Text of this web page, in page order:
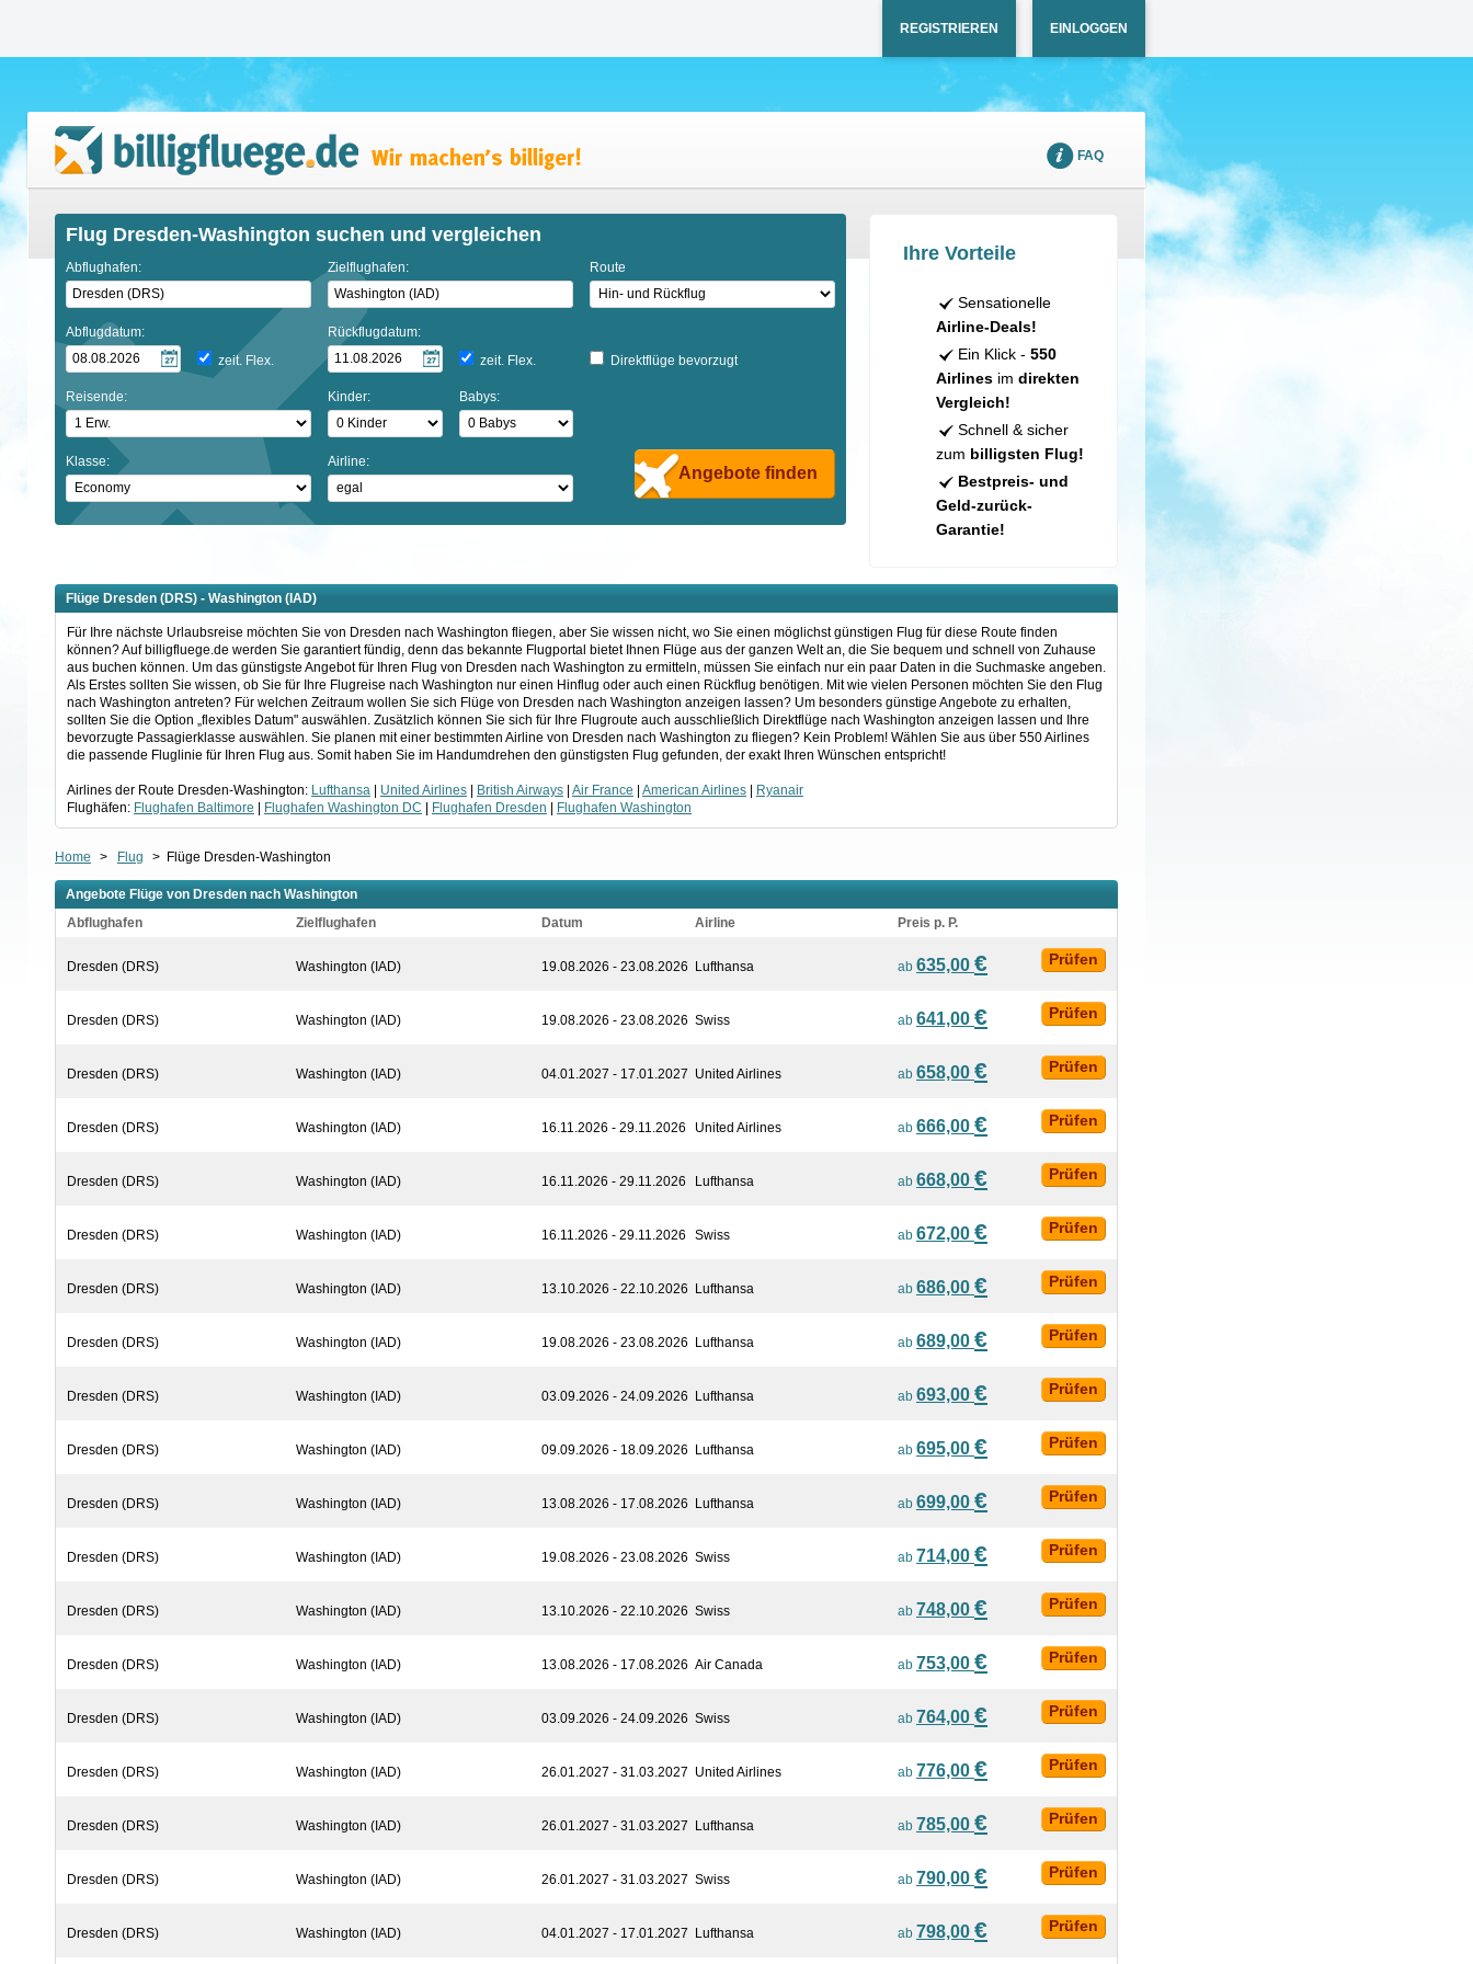
REGISTRIEREN EINLOGGEN
FAQ
Flug Dresden-Washington suchen und vergleichen
Abflughafen: Zielflughafen: Route
Abflugdatum:
zeit. Flex.
Rückflugdatum:
zeit. Flex.
Direktflüge bevorzugt
Reisende: Kinder: Babys:
Klasse: Airline:
Angebote finden
Ihre Vorteile
Sensationelle
Airline-Deals!
Ein Klick - 550
Airlinesim direkten
Vergleich!
Schnell & sicher
zum billigsten Flug!
Bestpreis- und
Geld-zurück-
Garantie!
Flüge Dresden (DRS) - Washington (IAD)
Für Ihre nächste Urlaubsreise möchten Sie von Dresden nach Washington fliegen, aber Sie wissen nicht, wo Sie einen möglichst günstigen Flug für diese Route finden
können? Auf billigfluege.de werden Sie garantiert fündig, denn das bekannte Flugportal bietet Ihnen Flüge aus der ganzen Welt an, die Sie bequem und schnell von Zuhause
aus buchen können. Um das günstigste Angebot für Ihren Flug von Dresden nach Washington zu ermitteln, müssen Sie einfach nur ein paar Daten in die Suchmaske angeben.
Als Erstes sollten Sie wissen, ob Sie für Ihre Flugreise nach Washington nur einen Hinflug oder auch einen Rückflug benötigen. Mit wie vielen Personen möchten Sie den Flug
nach Washington antreten? Für welchen Zeitraum wollen Sie sich Flüge von Dresden nach Washington anzeigen lassen? Um besonders günstige Angebote zu erhalten,
sollten Sie die Option „flexibles Datum" auswählen. Zusätzlich können Sie sich für Ihre Flugroute auch ausschließlich Direktflüge nach Washington anzeigen lassen und Ihre
bevorzugte Passagierklasse auswählen. Sie planen mit einer bestimmten Airline von Dresden nach Washington zu fliegen? Kein Problem! Wählen Sie aus über 550 Airlines
die passende Fluglinie für Ihren Flug aus. Somit haben Sie im Handumdrehen den günstigsten Flug gefunden, der exakt Ihren Wünschen entspricht!
Airlines der Route Dresden-Washington: Lufthansa| United Airlines| British Airways| Air France American Airlines|
Ryanair
Flughäfen: Flughafen Baltimore Flughafen Washington DC Flughafen Dresden Flughafen Washington
Home > Flug > Flüge Dresden-Washington
Angebote Flüge von Dresden nach Washington
Abflughafen
Zielflughafen Datum Airline Preis p. P.
Dresden (DRS) Washington (IAD) 19.08.2026 - 23.08.2026 Lufthansa ab 635,00 € Prüfen
Dresden (DRS) Washington (IAD) 19.08.2026 - 23.08.2026 Swiss ab 641,00 € Prüfen
Dresden (DRS) Washington (IAD) 04.01.2027 - 17.01.2027 United Airlines ab 658,00 € Prüfen
Dresden (DRS) Washington (IAD) 16.11.2026 - 29.11.2026 United Airlines ab 666,00 € Prüfen
Dresden (DRS) Washington (IAD) 16.11.2026 - 29.11.2026 Lufthansa ab 668,00 € Prüfen
Dresden (DRS) Washington (IAD) 16.11.2026 - 29.11.2026 Swiss ab 672,00 € Prüfen
Dresden (DRS) Washington (IAD) 13.10.2026 - 22.10.2026 Lufthansa ab 686,00 € Prüfen
Dresden (DRS) Washington (IAD) 19.08.2026 - 23.08.2026 Lufthansa ab 689,00 € Prüfen
Dresden (DRS) Washington (IAD) 03.09.2026 - 24.09.2026 Lufthansa ab 693,00 € Prüfen
Dresden (DRS) Washington (IAD) 09.09.2026 - 18.09.2026 Lufthansa ab 695,00 € Prüfen
Dresden (DRS) Washington (IAD) 13.08.2026 - 17.08.2026 Lufthansa ab 699,00 € Prüfen
Dresden (DRS) Washington (IAD) 19.08.2026 - 23.08.2026 Swiss ab 714,00 € Prüfen
Dresden (DRS) Washington (IAD) 13.10.2026 - 22.10.2026 Swiss ab 748,00 € Prüfen
Dresden (DRS) Washington (IAD) 13.08.2026 - 17.08.2026 Air Canada ab 753,00 € Prüfen
Dresden (DRS) Washington (IAD) 03.09.2026 - 24.09.2026 Swiss ab 764,00 € Prüfen
Dresden (DRS) Washington (IAD) 26.01.2027 - 31.03.2027 United Airlines ab 776,00 € Prüfen
Dresden (DRS) Washington (IAD) 26.01.2027 - 31.03.2027 Lufthansa ab 785,00 € Prüfen
Dresden (DRS) Washington (IAD) 26.01.2027 - 31.03.2027 Swiss ab 790,00 € Prüfen
Dresden (DRS) Washington (IAD) 04.01.2027 - 17.01.2027 Lufthansa ab 798,00 € Prüfen